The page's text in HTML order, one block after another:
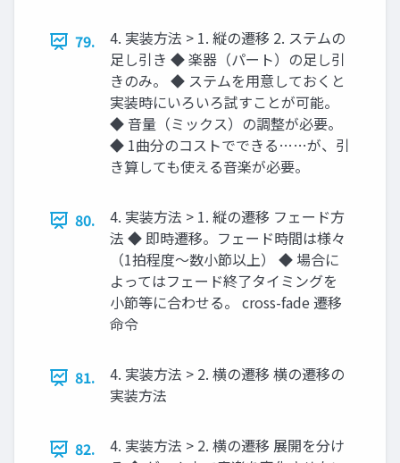
79.
4. 実装方法 > 1. 縦の遷移 2. ステムの
足し引き ◆ 楽器（パート）の足し引
きのみ。 ◆ ステムを用意しておくと
実装時にいろいろ試すことが可能。
◆ 音量（ミックス）の調整が必要。
◆ 1曲分のコストでできる……が、引
き算しても使える音楽が必要。
80.
4. 実装方法 > 1. 縦の遷移 フェード方
法 ◆ 即時遷移。フェード時間は様々
（1拍程度～数小節以上） ◆ 場合に
よってはフェード終了タイミングを
小節等に合わせる。 cross-fade 遷移
命令
81.
4. 実装方法 > 2. 横の遷移 横の遷移の
実装方法
82.
4. 実装方法 > 2. 横の遷移 展開を分け